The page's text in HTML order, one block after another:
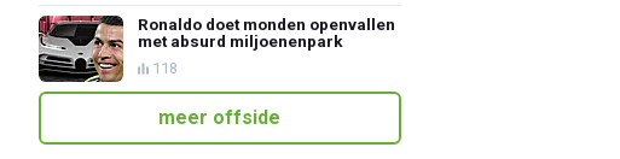
Ronaldo doet monden openvallen
met absurd miljoenenpark
118
meer offside